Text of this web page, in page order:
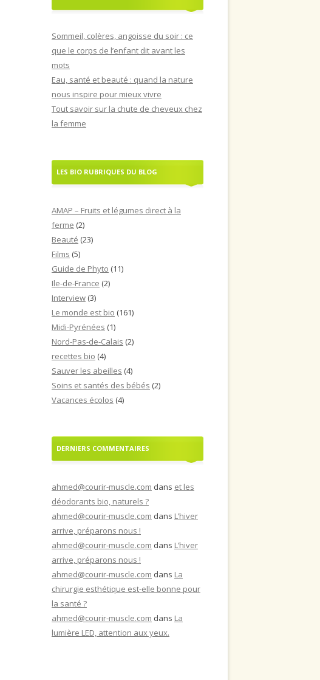
Sommeil, colères, angoisse du soir : ce
que le corps de l’enfant dit avant les
mots
Eau, santé et beauté : quand la nature
nous inspire pour mieux vivre
Tout savoir sur la chute de cheveux chez
la femme
LES BIO RUBRIQUES DU BLOG
AMAP – Fruits et légumes direct à la
ferme (2)
Beauté (23)
Films (5)
Guide de Phyto (11)
Ile-de-France (2)
Interview (3)
Le monde est bio (161)
Midi-Pyrénées (1)
Nord-Pas-de-Calais (2)
recettes bio (4)
Sauver les abeilles (4)
Soins et santés des bébés (2)
Vacances écolos (4)
DERNIERS COMMENTAIRES
ahmed@courir-muscle.com dans et les
déodorants bio, naturels ?
ahmed@courir-muscle.com dans L’hiver
arrive, préparons nous !
ahmed@courir-muscle.com dans L’hiver
arrive, préparons nous !
ahmed@courir-muscle.com dans La
chirurgie esthétique est-elle bonne pour
la santé ?
ahmed@courir-muscle.com dans La
lumière LED, attention aux yeux.